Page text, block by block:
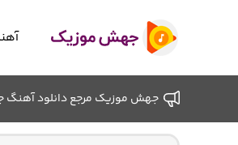
جهش موزیک مرجع دانلود آهنگ